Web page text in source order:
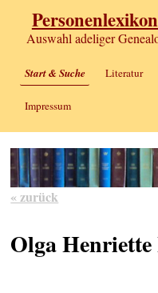
Auswahl adeliger
Start & Suche Literatur
Impressum
« zurück
Olga